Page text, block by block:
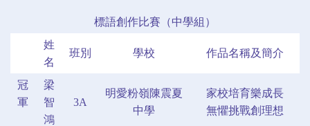
標語創作比賽（中學組）
姓
名
班別 學校 作品名稱及簡介
冠
軍
梁
智
鴻
3A
明愛粉嶺陳震夏
中學
家校培育樂成長
無懼挑戰創理想